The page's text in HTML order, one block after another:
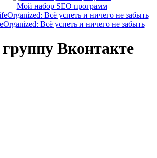
Мой набор SEO программ
Всё успеть и ничего не забыть
Вконтакте